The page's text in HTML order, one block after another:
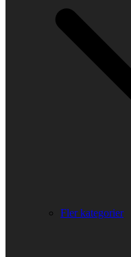
Fler kategorier